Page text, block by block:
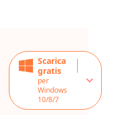
Scarica
gratis
per
Windows
10/8/7